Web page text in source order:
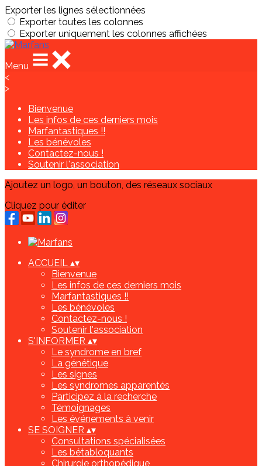
Exporter les lignes sélectionnées
Exporter toutes les colonnes
Exporter uniquement les colonnes affichées
Menu
<
>
Bienvenue
Les infos de ces derniers mois
Marfantastiques !!
Les bénévoles
Contactez-nous !
Soutenir l'association
Ajoutez un logo, un bouton, des réseaux sociaux
Cliquez pour éditer
ACCUEIL ▴▾
Bienvenue
Les infos de ces derniers mois
Marfantastiques !!
Les bénévoles
Contactez-nous !
Soutenir l'association
S'INFORMER ▴▾
Le syndrome en bref
La génétique
Les signes
Les syndromes apparentés
Participez à la recherche
Témoignages
Les événements à venir
SE SOIGNER ▴▾
Consultations spécialisées
Les bétabloquants
Chirurgie orthopédique